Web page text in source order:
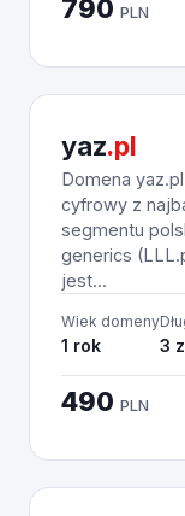
790 PLN
yaz.pl
Domena
cyfrowy z
segmentu
generics
jest...
Wiek domeny
1 rok 3
490 PLN